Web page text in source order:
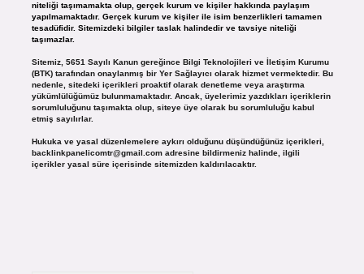
niteliği taşımamakta olup, gerçek kurum ve kişiler hakkında paylaşım
yapılmamaktadır. Gerçek kurum ve kişiler ile isim benzerlikleri tamamen
tesadüfidir. Sitemizdeki bilgiler taslak halindedir ve tavsiye niteliği
taşımazlar.
Sitemiz, 5651 Sayılı Kanun gereğince Bilgi Teknolojileri ve İletişim Kurumu
(BTK) tarafından onaylanmış bir Yer Sağlayıcı olarak hizmet vermektedir. Bu
nedenle, sitedeki içerikleri proaktif olarak denetleme veya araştırma
yükümlülüğümüz bulunmamaktadır. Ancak, üyelerimiz yazdıkları içeriklerin
sorumluluğunu taşımakta olup, siteye üye olarak bu sorumluluğu kabul
etmiş sayılırlar.
Hukuka ve yasal düzenlemelere aykırı olduğunu düşündüğünüz içerikleri,
backlinkpanelicomtr@gmail.comadresine bildirmeniz halinde, ilgili
içerikler yasal süre içerisinde sitemizden kaldırılacaktır.